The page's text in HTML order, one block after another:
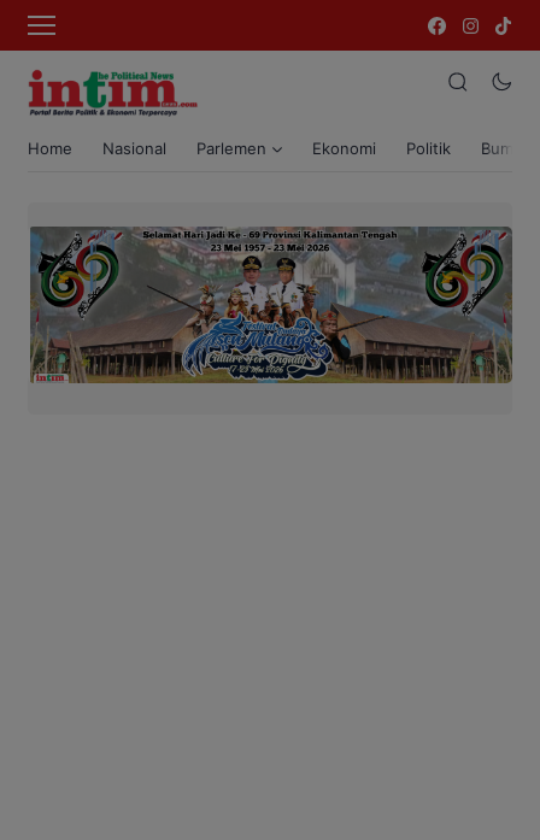
Home Nasional Parlemen Ekonomi Politik Bumi